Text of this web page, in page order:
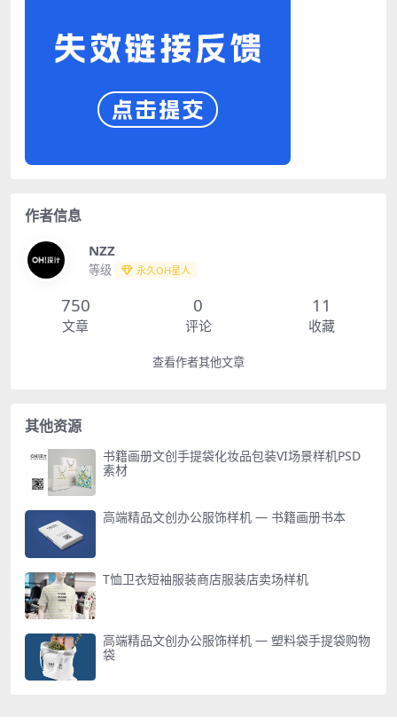
作者信息
NZZ
等级 永久OH星人
750
文章
0
评论
11
收藏
查看作者其他文章
其他资源
书籍画册文创手提袋化妆品包装VI场景样机PSD
素材
高端精品文创办公服饰样机 — 书籍画册书本
T恤卫衣短袖服装商店服装店卖场样机
高端精品文创办公服饰样机 — 塑料袋手提袋购物
袋